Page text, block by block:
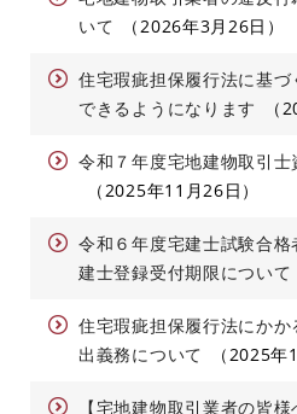
いて
2026年3月26日
住宅瑕疵担保履行法に基
できるようになります
令和７年度宅地建物取引
2025年11月26日
令和６年度宅建士試験合
建士登録受付期限について
住宅瑕疵担保履行法にか
出義務について
2025年
【宅地建物取引業者の皆